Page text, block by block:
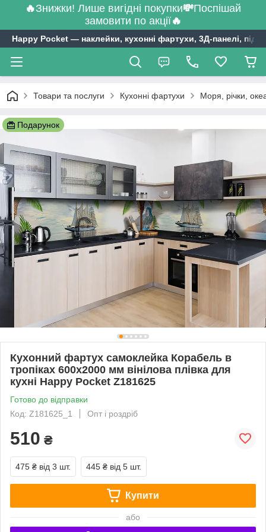
🔥Знижки! Лише вигідні покупки💸Поспішай
замовити по акції🔥
Happy Pocket ― наклейки, кухонні фартухи, 3Д-панелі,
Товари та послуги Кухонні фартухи Моря, річки,
Подарунок
Кухонний фартух самоклейка Корабель в
тропіках 600х2000 мм вінілова плівка для
кухні Happy Pocket Z181625
Готово до відправки
Код: Z181625_1
Опт і роздріб
510 ₴
475 ₴ від 3 шт. 445 ₴ від 5 шт.
Купити
або